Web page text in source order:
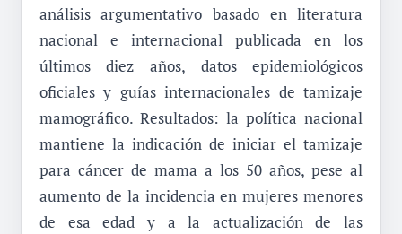
análisis argumentativo basado en literatura
nacional e internacional publicada en los
últimos diez años, datos epidemiológicos
oficiales y guías internacionales de tamizaje
mamográfico. Resultados: la política nacional
mantiene la indicación de iniciar el tamizaje
para cáncer de mama a los 50 años, pese al
aumento de la incidencia en mujeres menores
de esa edad y a la actualización de las